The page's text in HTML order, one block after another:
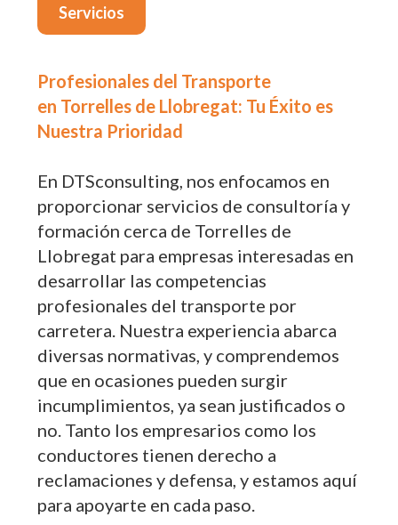
Servicios
Profesionales del Transporte
en Torrelles de Llobregat: Tu Éxito es
Nuestra Prioridad
En DTSconsulting, nos enfocamos en
proporcionar servicios de consultoría y
formación cerca de Torrelles de
Llobregat para empresas interesadas en
desarrollar las competencias
profesionales del transporte por
carretera. Nuestra experiencia abarca
diversas normativas, y comprendemos
que en ocasiones pueden surgir
incumplimientos, ya sean justificados o
no. Tanto los empresarios como los
conductores tienen derecho a
reclamaciones y defensa, y estamos aquí
para apoyarte en cada paso.